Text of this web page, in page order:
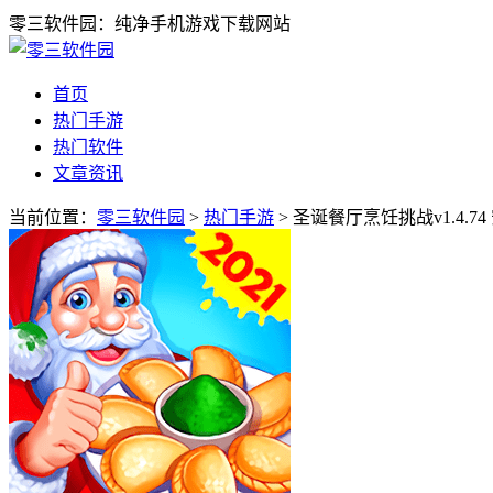
零三软件园：纯净手机游戏下载网站
首页
热门手游
热门软件
文章资讯
当前位置： 零三软件园 > 热门手游 > 圣诞餐厅烹饪挑战v1.4.74